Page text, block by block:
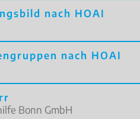
nach HOAI
nach HOAI
Bonn GmbH